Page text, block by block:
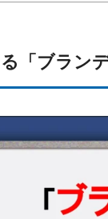
「ブラン